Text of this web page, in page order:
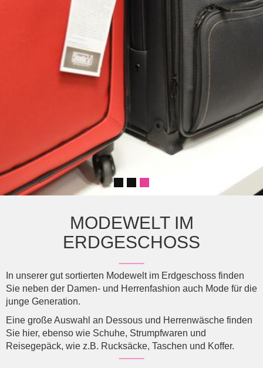
MODEWELT IM
ERDGESCHOSS
In unserer gut sortierten Modewelt im Erdgeschoss finden
Sie neben der Damen- und Herrenfashion auch Mode für die
junge Generation.
Eine große Auswahl an Dessous und Herrenwäsche finden
Sie hier, ebenso wie Schuhe, Strumpfwaren und
Reisegepäck, wie z.B. Rucksäcke, Taschen und Koffer.